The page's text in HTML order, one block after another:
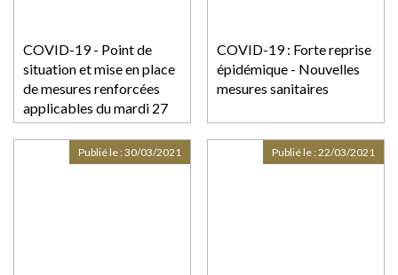
COVID-19 - Point de
situation et mise en place
de mesures renforcées
applicables du mardi 27
avril pour 3 semaines
COVID-19 : Forte reprise
épidémique - Nouvelles
mesures sanitaires
Publié le :30/03/2021 Publié le :22/03/2021